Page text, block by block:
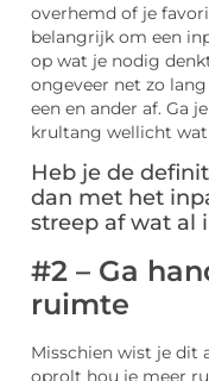
overhemd of je
belangrijk om een
op wat je nodig
ongeveer net zo
een en ander af. Ga
krultang wellicht
Heb je de
dan met het
streep af wat al
#2 – Ga
ruimte
Misschien wist je dit
oprolt hou je meer